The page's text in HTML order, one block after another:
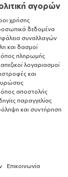
αγορών
χρήσης
δεδομένα
συναλλαγών
και δασμοί
πληρωμής
λογαριασμοί
και
αποστολής
παραγγελίας
και συντήρηση
Επικοινωνία